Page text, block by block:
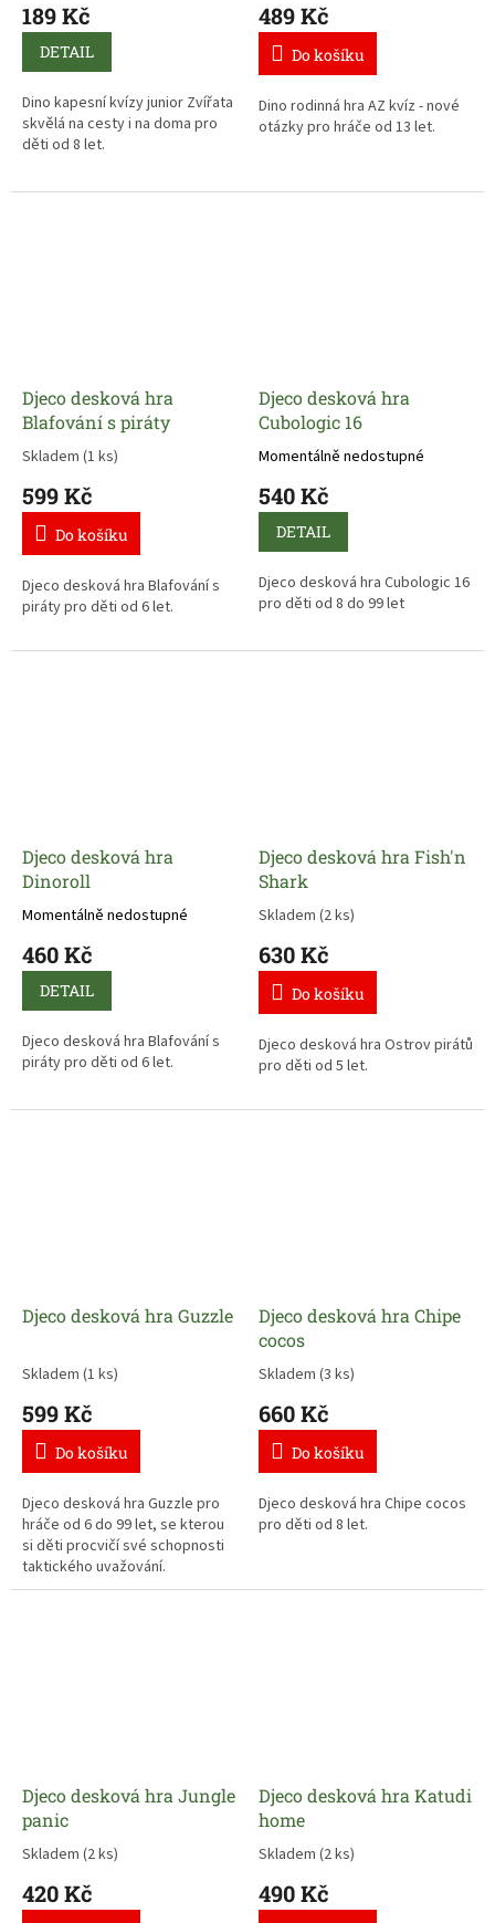
189 Kč
DETAIL
Dino kapesní kvízy junior Zvířata
skvělá na cesty i na doma pro
děti od 8 let.
489 Kč
Do košíku
Dino rodinná hra AZ kvíz - nové
otázky pro hráče od 13 let.
Djeco desková hra
Blafování s piráty
Skladem (1 ks)
599 Kč
Do košíku
Djeco desková hra Blafování s
piráty pro děti od 6 let.
Djeco desková hra
Cubologic 16
Momentálně nedostupné
540 Kč
DETAIL
Djeco desková hra Cubologic 16
pro děti od 8 do 99 let
Djeco desková hra
Dinoroll
Momentálně nedostupné
460 Kč
DETAIL
Djeco desková hra Blafování s
piráty pro děti od 6 let.
Djeco desková hra Fish'n
Shark
Skladem (2 ks)
630 Kč
Do košíku
Djeco desková hra Ostrov pirátů
pro děti od 5 let.
Djeco desková hra Guzzle
Skladem (1 ks)
599 Kč
Do košíku
Djeco desková hra Guzzle pro
hráče od 6 do 99 let, se kterou
si děti procvičí své schopnosti
taktického uvažování.
Djeco desková hra Chipe
cocos
Skladem (3 ks)
660 Kč
Do košíku
Djeco desková hra Chipe cocos
pro děti od 8 let.
Djeco desková hra Jungle
panic
Skladem (2 ks)
420 Kč
Djeco desková hra Katudi
home
Skladem (2 ks)
490 Kč